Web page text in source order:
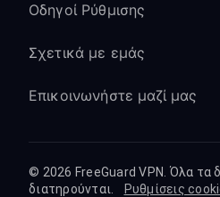
περιφερειακές
τη μεγαλύτερη
περιεχομένου
Οδηγοί Ρύθμισης
Σχετικά με εμάς
Επικοινωνήστε μαζί μας
© 2026 FreeGuard VPN. Όλα τα
διατηρούνται.
Ρυθμίσεις